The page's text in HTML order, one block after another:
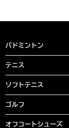
バドミントン
テニス
ソフトテニス
ゴルフ
オフコートシューズ